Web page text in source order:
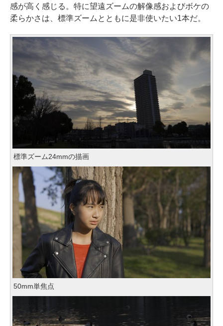
感が高く感じる。特に望遠ズームの解像感およびボケの
柔らかさは、標準ズームとともに是非使いたい1本だ。
標準ズーム24mmの描画
50mm単焦点